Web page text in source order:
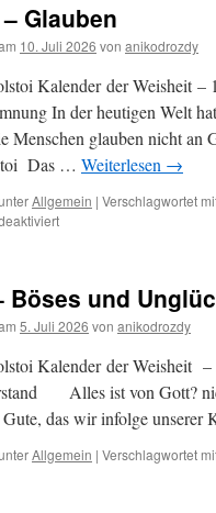
Glauben
10. Juli 2026 von anikodrozdy
Kalender der Weisheit
In der heutigen Welt
Menschen glauben nicht an
Das … Weiterlesen →
Allgemein | Verschlagwortet
für
Glauben
Böses und
5. Juli 2026 von anikodrozdy
Kalender der Weisheit
Alles ist von Gott?
das wir infolge
Allgemein | Verschlagwortet